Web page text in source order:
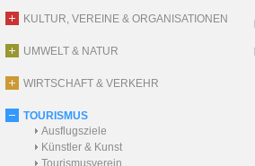
KULTUR, VEREINE & ORGANISATIONEN
UMWELT & NATUR
WIRTSCHAFT & VERKEHR
TOURISMUS
Ausflugsziele
Künstler & Kunst
Tourismusverein